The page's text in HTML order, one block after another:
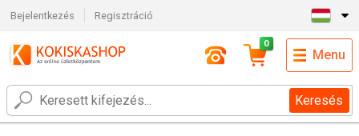
Bejelentkezés Regisztráció
Keresés
0
Menu